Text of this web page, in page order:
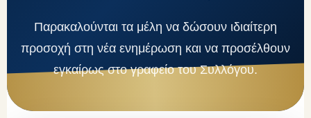
Παρακαλούνται τα μέλη να δώσουν ιδιαίτερη
προσοχή στη νέα ενημέρωση και να προσέλθουν
εγκαίρως στο γραφείο του Συλλόγου.